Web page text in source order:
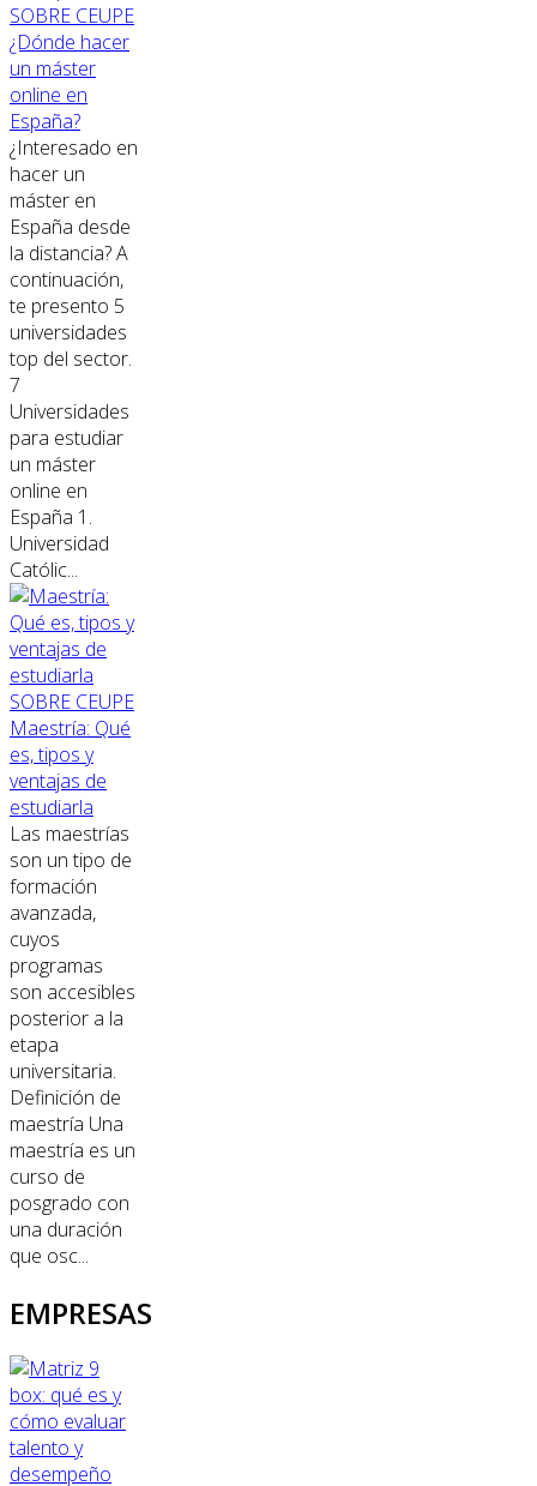
SOBRE CEUPE
¿Dónde hacer
un máster
online en
España?
¿Interesado en
hacer un
máster en
España desde
la distancia? A
continuación,
te presento 5
universidades
top del sector.
7
Universidades
para estudiar
un máster
online en
España 1.
Universidad
Católic...
SOBRE CEUPE
Maestría: Qué
es, tipos y
ventajas de
estudiarla
Las maestrías
son un tipo de
formación
avanzada,
cuyos
programas
son accesibles
posterior a la
etapa
universitaria.
Definición de
maestría Una
maestría es un
curso de
posgrado con
una duración
que osc...
EMPRESAS